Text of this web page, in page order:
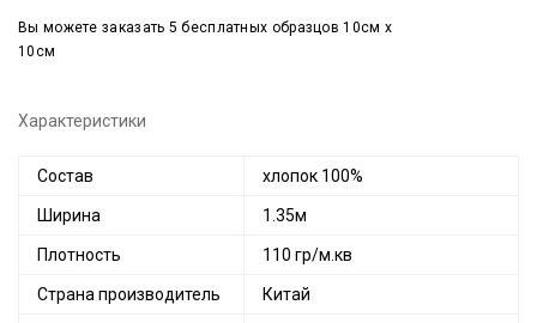
Вы можете заказать 5 бесплатных образцов 10см x
10см
Характеристики
Состав хлопок 100%
Ширина 1.35м
Плотность 110 гр/м.кв
Страна производитель Китай